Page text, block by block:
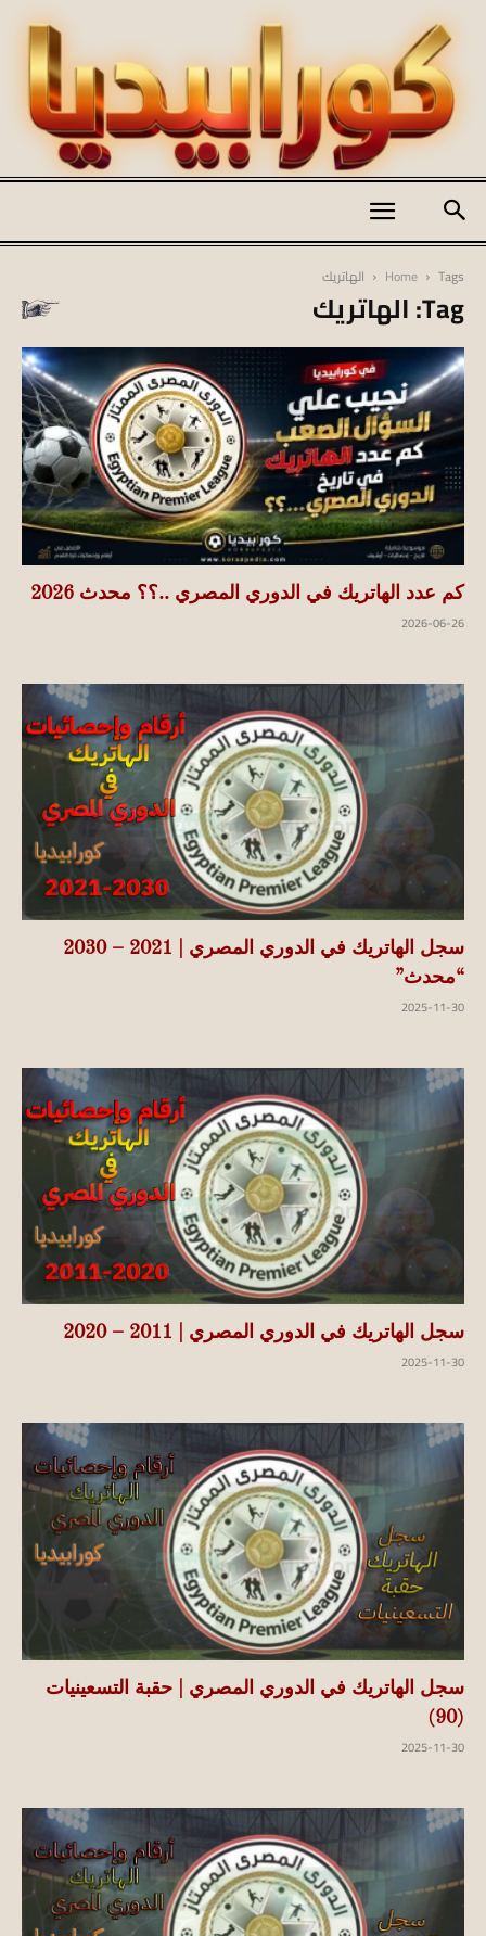
koraapedia
Home Tags الهاتريك
Tag: الهاتريك
كم عدد الهاتريك في الدوري المصري ..؟؟ محدث 2026
2026-06-26
سجل الهاتريك في الدوري المصري | 2021 – 2030
“محدث”
2025-11-30
سجل الهاتريك في الدوري المصري | 2011 – 2020
2025-11-30
سجل الهاتريك في الدوري المصري | حقبة التسعينيات
(90)
2025-11-30